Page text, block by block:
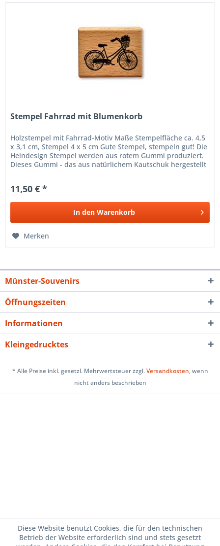
Stempel Fahrrad mit Blumenkorb
Holzstempel mit Fahrrad-Motiv Maße Stempelfläche ca. 4,5
x 3,1 cm, Stempel 4 x 5 cm Gute Stempel, stempeln gut! Die
Heindesign Stempel werden aus rotem Gummi produziert.
Dieses Gummi - das aus natürlichem Kautschuk hergestellt
11,50 € *
In den Warenkorb
Merken
Münster-Souvenirs
Öffnungszeiten
Informationen
Kleingedrucktes
* Alle Preise inkl. gesetzl. Mehrwertsteuer zzgl.Versandkosten, wenn
nicht anders beschrieben
Diese Website benutzt Cookies, die für den technischen
Betrieb der Website erforderlich sind und stets gesetzt